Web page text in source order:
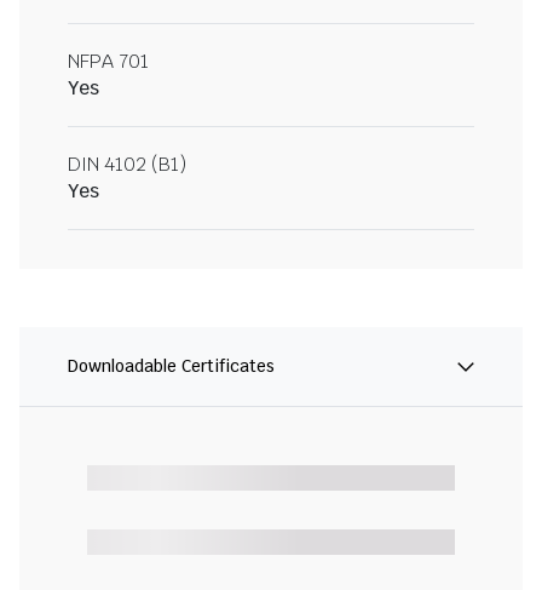
NFPA 701
Yes
DIN 4102 (B1)
Yes
Downloadable Certificates